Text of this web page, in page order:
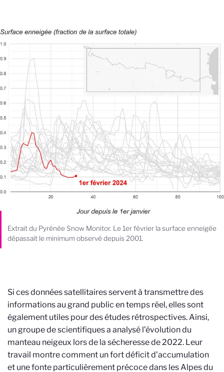
Extrait du Pyrénée Snow Monitor. Le 1er février la surface enneigée
dépassait le minimum observé depuis 2001.
Si ces données satellitaires servent à transmettre des
informations au grand public en temps réel, elles sont
également utiles pour des études rétrospectives. Ainsi,
un groupe de scientifiques a analysé l’évolution du
manteau neigeux lors de la sécheresse de 2022. Leur
travail montre comment un fort déficit d’accumulation
et une fonte particulièrement précoce dans les Alpes du